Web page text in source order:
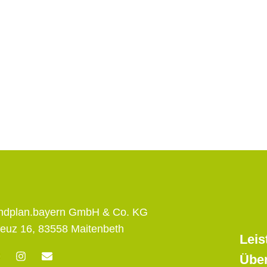
GmbH & Co. KG
16, 83558 Maitenbeth
I
n
E
n